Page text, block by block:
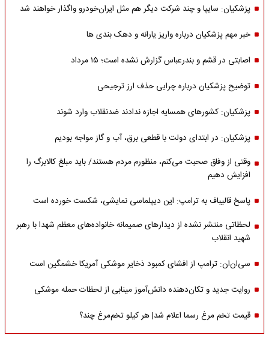
پزشکیان: سایپا و چند شرکت دیگر هم مثل ایران‌خودرو واگذار خواهند شد
خبر مهم پزشکیان درباره واریز یارانه و دهک بندی ها
اصابتی در قشم و بندرعباس گزارش نشده است؛ ۱۵ مرداد
توضیح پزشکیان درباره چرایی حذف ارز ترجیحی
پزشکیان: کشورهای همسایه اجازه ندادند ضدنقلاب وارد شوند
پزشکیان: در ابتدای دولت با قطعی برق، آب و گاز مواجه بودیم
وقتی از وفاق صحبت می‌کنم، منظورم مردم هستند/ باید مبلغ کالابرگ را
افزایش دهیم
پاسخ قالیباف به ترامپ: این دیپلماسی نمایشی، شکست خورده است
لحظاتی منتشر نشده از دیدارهای صمیمانه خانواده‌های معظم شهدا با رهبر
شهید انقلاب
سی‌ان‌ان: ترامپ از افشای کمبود ذخایر موشکی آمریکا خشمگین است
روایت جدید و تکان‌دهنده دانش‌آموز مینابی از لحظات حمله موشکی
قیمت تخم مرغ رسما اعلام شد| هر کیلو تخم‌مرغ چند؟